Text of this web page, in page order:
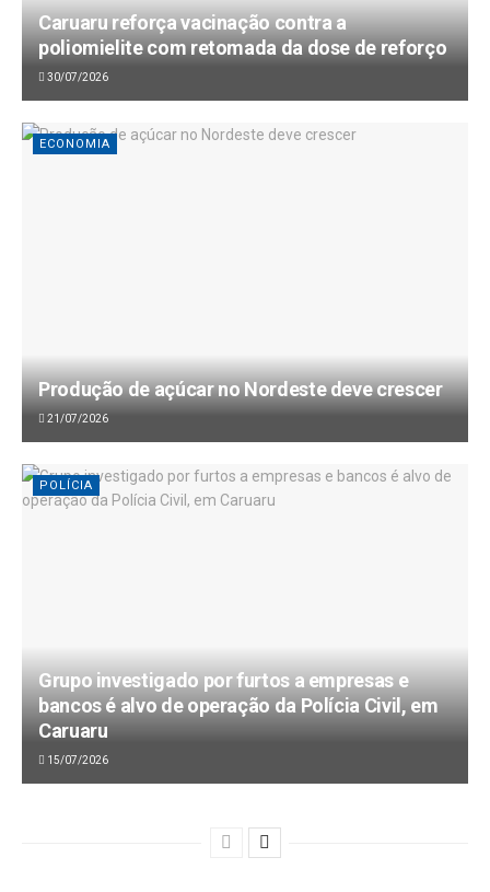
Caruaru reforça vacinação contra a
poliomielite com retomada da dose de reforço
30/07/2026
ECONOMIA
Produção de açúcar no Nordeste deve crescer
21/07/2026
POLÍCIA
Grupo investigado por furtos a empresas e
bancos é alvo de operação da Polícia Civil, em
Caruaru
15/07/2026